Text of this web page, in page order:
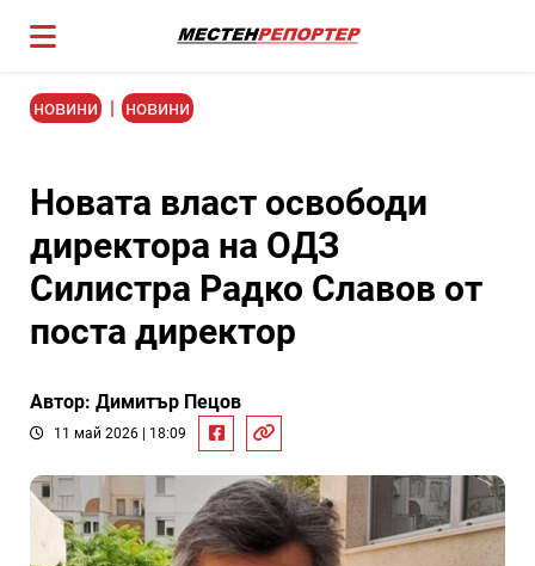
новини | новини
Новата власт освободи
директора на ОДЗ
Силистра Радко Славов от
поста директор
Автор: Димитър Пецов
11 май 2026 | 18:09